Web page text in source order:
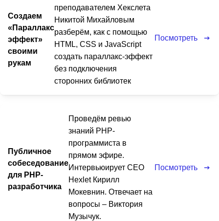
Создаем
«Параллакс
эффект»
своими
рукам
преподавателем Хекслета
Никитой Михайловым
разберём, как с помощью
HTML, CSS и JavaScript
создать параллакс-эффект
без подключения
сторонних библиотек
Посмотреть
Публичное
собеседование
для PHP-
разработчика
Проведём ревью
знаний PHP-
программиста в
прямом эфире.
Интервьюирует CEO
Hexlet Кирилл
Мокевнин. Отвечает на
вопросы – Виктория
Музычук.
Посмотреть